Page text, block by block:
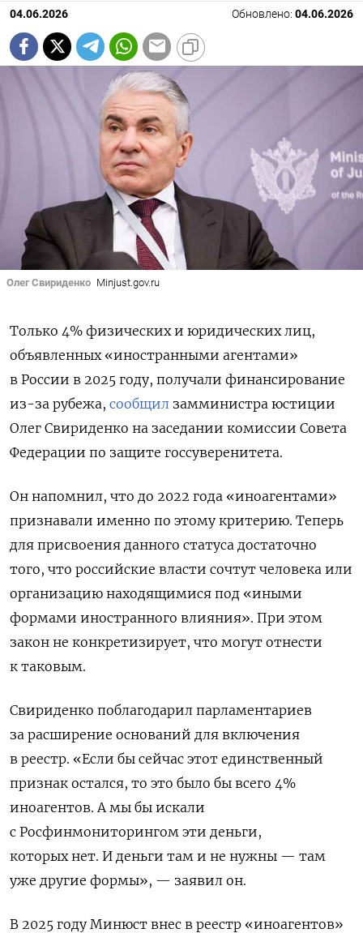
04.06.2026 Обновлено: 04.06.2026
Олег Свириденко Minjust.gov.ru
Только 4% физических и юридических лиц,
объявленных «иностранными агентами»
в России в 2025 году, получали финансирование
из-за рубежа, сообщил замминистра юстиции
Олег Свириденко на заседании комиссии Совета
Федерации по защите госсуверенитета.
Он напомнил, что до 2022 года «иноагентами»
признавали именно по этому критерию. Теперь
для присвоения данного статуса достаточно
того, что российские власти сочтут человека или
организацию находящимися под «иными
формами иностранного влияния». При этом
закон не конкретизирует, что могут отнести
к таковым.
Свириденко поблагодарил парламентариев
за расширение оснований для включения
в реестр. «Если бы сейчас этот единственный
признак остался, то это было бы всего 4%
иноагентов. А мы бы искали
с Росфинмониторингом эти деньги,
которых нет. И деньги там и не нужны — там
уже другие формы», — заявил он.
В 2025 году Минюст внес в реестр «иноагентов»